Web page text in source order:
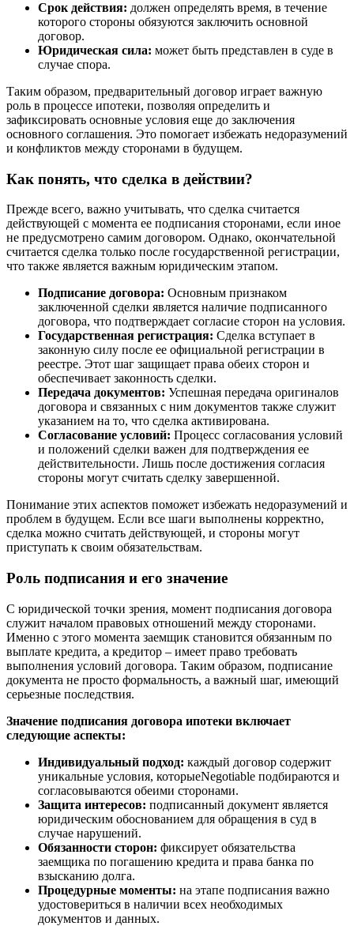
Срок действия: должен определять время, в течение
которого стороны обязуются заключить основной
договор.
Юридическая сила: может быть представлен в суде в
случае спора.
Таким образом, предварительный договор играет важную
роль в процессе ипотеки, позволяя определить и
зафиксировать основные условия еще до заключения
основного соглашения. Это помогает избежать недоразумений
и конфликтов между сторонами в будущем.
Как понять, что сделка в действии?
Прежде всего, важно учитывать, что сделка считается
действующей с момента ее подписания сторонами, если иное
не предусмотрено самим договором. Однако, окончательной
считается сделка только после государственной регистрации,
что также является важным юридическим этапом.
Подписание договора: Основным признаком
заключенной сделки является наличие подписанного
договора, что подтверждает согласие сторон на условия.
Государственная регистрация: Сделка вступает в
законную силу после ее официальной регистрации в
реестре. Этот шаг защищает права обеих сторон и
обеспечивает законность сделки.
Передача документов: Успешная передача оригиналов
договора и связанных с ним документов также служит
указанием на то, что сделка активирована.
Согласование условий: Процесс согласования условий
и положений сделки важен для подтверждения ее
действительности. Лишь после достижения согласия
стороны могут считать сделку завершенной.
Понимание этих аспектов поможет избежать недоразумений и
проблем в будущем. Если все шаги выполнены корректно,
сделка можно считать действующей, и стороны могут
приступать к своим обязательствам.
Роль подписания и его значение
С юридической точки зрения, момент подписания договора
служит началом правовых отношений между сторонами.
Именно с этого момента заемщик становится обязанным по
выплате кредита, а кредитор – имеет право требовать
выполнения условий договора. Таким образом, подписание
документа не просто формальность, а важный шаг, имеющий
серьезные последствия.
Значение подписания договора ипотеки включает
следующие аспекты:
Индивидуальный подход: каждый договор содержит
уникальные условия, которыеNegotiable подбираются и
согласовываются обеими сторонами.
Защита интересов: подписанный документ является
юридическим обоснованием для обращения в суд в
случае нарушений.
Обязанности сторон: фиксирует обязательства
заемщика по погашению кредита и права банка по
взысканию долга.
Процедурные моменты: на этапе подписания важно
удостовериться в наличии всех необходимых
документов и данных.